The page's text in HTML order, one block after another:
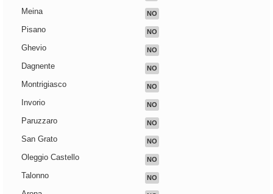
Meina NO
Pisano NO
Ghevio NO
Dagnente NO
Montrigiasco NO
Invorio NO
Paruzzaro NO
San Grato NO
Oleggio Castello NO
Talonno NO